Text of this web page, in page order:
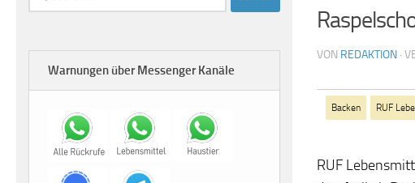
VON REDAKTION ·
Backen RUF
RUF
nach:
Warnungen über Messenger Kanäle